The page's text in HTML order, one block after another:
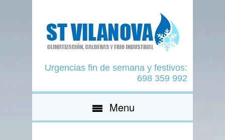
Urgencias fin de semana y festivos:
698 359 992
Menu